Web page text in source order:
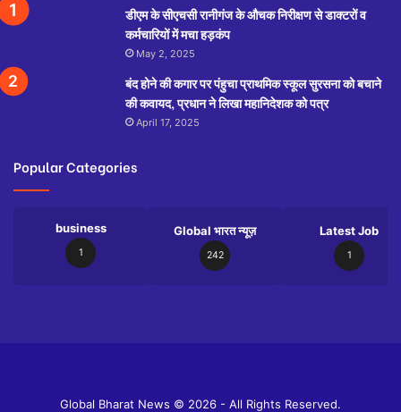
डीएम के सीएचसी रानीगंज के औचक निरीक्षण से डाक्टरों व
कर्मचारियों में मचा हड़कंप
May 2, 2025
बंद होने की कगार पर पंहुचा प्राथमिक स्कूल सुरसना को बचाने
की कवायद, प्रधान ने लिखा महानिदेशक को पत्र
April 17, 2025
Popular Categories
business
1
Global भारत न्यूज़
242
Latest Job
1
Global Bharat News © 2026 - All Rights Reserved.